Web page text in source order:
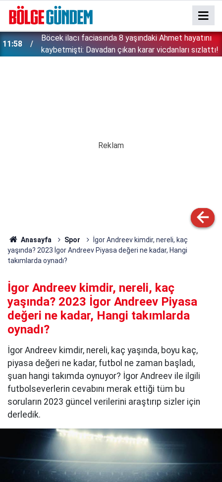
11:58
Böcek ilacı faciasında 8 yaşındaki Ahmet hayatını
kaybetmişti: Davadan çıkan karar vicdanları sızlattı!
Anasayfa Spor
İgor Andreev kimdir, nereli, kaç
yaşında? 2023 İgor Andreev Piyasa değeri ne kadar, Hangi
takımlarda oynadı?
İgor Andreev kimdir, nereli, kaç
yaşında? 2023 İgor Andreev Piyasa
değeri ne kadar, Hangi takımlarda
oynadı?
İgor Andreev kimdir, nereli, kaç yaşında, boyu kaç,
piyasa değeri ne kadar, futbol ne zaman başladı,
şuan hangi takımda oynuyor? İgor Andreev ile ilgili
futbolseverlerin cevabını merak ettiği tüm bu
soruların 2023 güncel verilerini araştırıp sizler için
derledik.